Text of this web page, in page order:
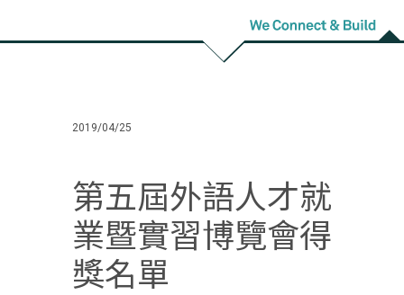
2019/04/25
第五屆外語人才就
業暨實習博覽會得
獎名單